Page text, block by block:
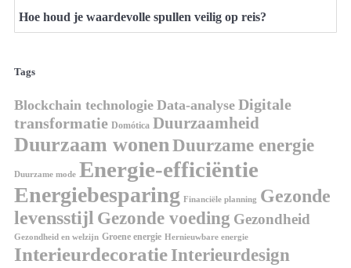
Hoe houd je waardevolle spullen veilig op reis?
Tags
Blockchain technologie Data-analyse Digitale
transformatie Domótica Duurzaamheid
Duurzaam wonenDuurzame energie
Duurzame mode Energie-efficiëntie
Energiebesparing Financiële planning Gezonde
levensstijl Gezonde voeding Gezondheid
Gezondheid en welzijn Groene energie Hernieuwbare energie
InterieurdecoratieInterieurdesign